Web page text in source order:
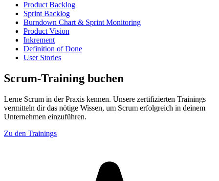
Product Backlog
Sprint Backlog
Burndown Chart & Sprint Monitoring
Product Vision
Inkrement
Definition of Done
User Stories
Scrum-Training buchen
Lerne Scrum in der Praxis kennen. Unsere zertifizierten Trainings
vermitteln dir das nötige Wissen, um Scrum erfolgreich in deinem
Unternehmen einzuführen.
Zu den Trainings